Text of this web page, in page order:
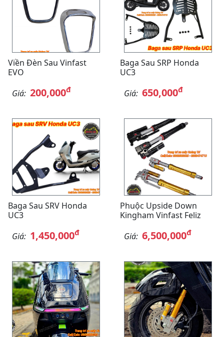
Viền Đèn Sau Vinfast
EVO
Giá: 200,000đ
Baga Sau SRP Honda
UC3
Giá: 650,000đ
Baga Sau SRV Honda
UC3
Giá: 1,450,000đ
Phuộc Upside Down
Kingham Vinfast Feliz
Giá: 6,500,000đ